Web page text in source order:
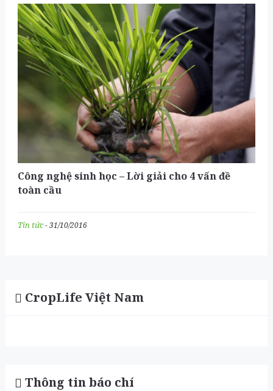
Công nghệ sinh học – Lời giải cho 4 vấn đề
toàn cầu
Tin tức- 31/10/2016
CropLife Việt Nam
Thông tin báo chí